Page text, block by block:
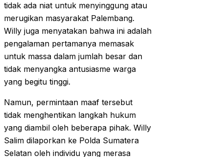
tidak ada niat untuk menyinggung atau
merugikan masyarakat Palembang.
Willy juga menyatakan bahwa ini adalah
pengalaman pertamanya memasak
untuk massa dalam jumlah besar dan
tidak menyangka antusiasme warga
yang begitu tinggi.
Namun, permintaan maaf tersebut
tidak menghentikan langkah hukum
yang diambil oleh beberapa pihak. Willy
Salim dilaporkan ke Polda Sumatera
Selatan oleh individu yang merasa